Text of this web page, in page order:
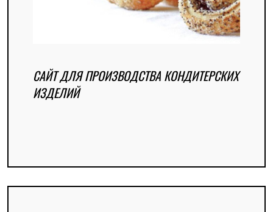
САЙТ ДЛЯ ПРОИЗВОДСТВА КОНДИТЕРСКИХ
ИЗДЕЛИЙ